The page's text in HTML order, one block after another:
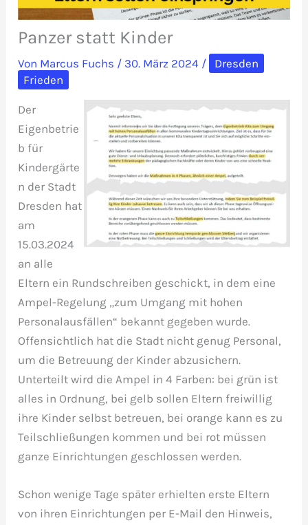
Panzer statt Kinder
Von Marcus Fuchs / 30. März 2024 /
Dresden
Frieden
Der
Eigenbetrie
b für
Kindergärte
n der Stadt
Dresden hat
am
15.03.2024
an alle
Eltern ein Rundschreiben geschickt, in dem eine
Ampel-Regelung „zum Umgang mit hohen
Personalausfällen“ bekannt gegeben wurde.
Offensichtlich hat die Stadt nicht genug Personal,
um die Betreuung der Kinder abzusichern.
Unterteilt wird die Ampel in 4 Farben: bei grün ist
alles in Ordnung, bei gelb sollen Eltern freiwillig
ihre Kinder selbst betreuen, bei orange kann es zu
Teilschließungen kommen und bei rot müssen
ganze Einrichtungen geschlossen werden.
Schon wenige Tage später erhielten erste Eltern
von ihren Einrichtungen per E-Mail den Hinweis,